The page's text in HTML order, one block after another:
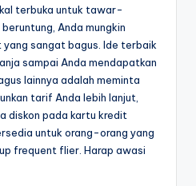
terbuka untuk tawar-
Anda mungkin
sangat bagus. Ide terbaik
sampai Anda mendapatkan
lainnya adalah meminta
tarif Anda lebih lanjut,
diskon pada kartu kredit
untuk orang-orang yang
frequent flier. Harap awasi